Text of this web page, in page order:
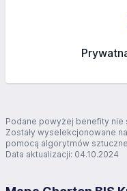
Podane powyżej benefity
Zostały wyselekcjonowane
pomocą algorytmów
Data aktualizacji: 04.10.2024